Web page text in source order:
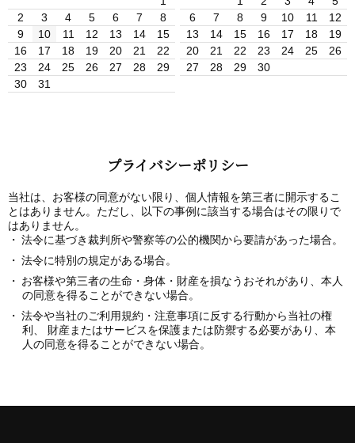
2
3 4 5 6 7
8
9
10 11 12 13 14
15
16
17 18 19 20 21
22
23
24 25 26 27 28
29
30
31
6
7 8 9 10 11
12
13
14 15 16 17 18
19
20
21 22 23 24 25
26
27
28 29 30
プライバシーポリシー
当社は、お客様の同意がない限り、個人情報を第三者に開示するこ
とはありません。ただし、以下の事例に該当する場合はその限りで
はありません。
法令に基づき裁判所や警察等の公的機関から要請があった場合。
法令に特別の規定がある場合。
お客様や第三者の生命・身体・財産を損なうおそれがあり、本人
の同意を得ることができない場合。
法令や当社のご利用規約・注意事項に反する行動から当社の権
利、 財産またはサービスを保護または防禦する必要があり、本
人の同意を得ることができない場合。